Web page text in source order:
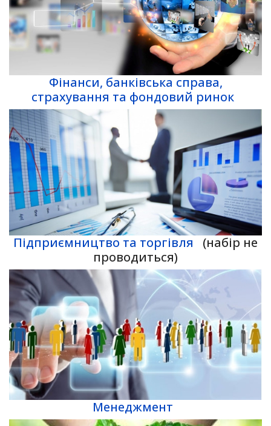
Фінанси, банківська справа,
страхування та фондовий ринок
Підприємництво та торгівля
(набір не
проводиться)
Менеджмент